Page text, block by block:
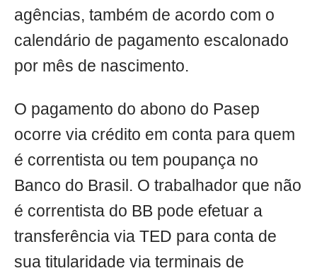
agências, também de acordo com o
calendário de pagamento escalonado
por mês de nascimento.
O pagamento do abono do Pasep
ocorre via crédito em conta para quem
é correntista ou tem poupança no
Banco do Brasil. O trabalhador que não
é correntista do BB pode efetuar a
transferência via TED para conta de
sua titularidade via terminais de